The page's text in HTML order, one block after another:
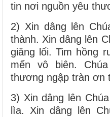
tin nơi nguồn yêu
2) Xin dâng lên
thành. Xin dâng lên
giăng lối. Tim hồng
mến vô biên.
thương ngập tràn ơn
3) Xin dâng lên
lìa. Xin dâng lên